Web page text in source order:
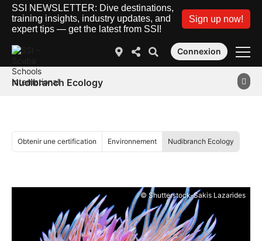
SSI NEWSLETTER: Dive destinations,
training insights, industry updates, and
expert tips — get the latest from SSI!
Sign up now!
Connexion
Nudibranch Ecology
Obtenir une certification Environnement Nudibranch Ecology
© Shutterstock-Sakis Lazarides